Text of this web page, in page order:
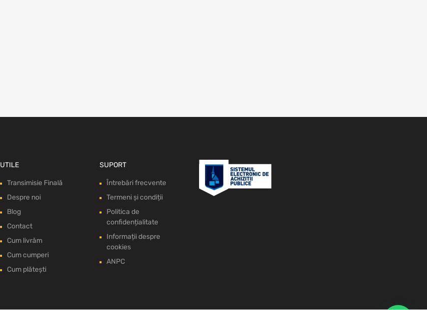
UTILE
Transimisie Finală
Despre noi
Blog
Contact
Cum livrăm
Cum cumperi
Cum plătești
SUPORT
Întrebări frecvente
Termeni și condiții
Politica de
confidențialitate
Informații despre
cookies
ANPC